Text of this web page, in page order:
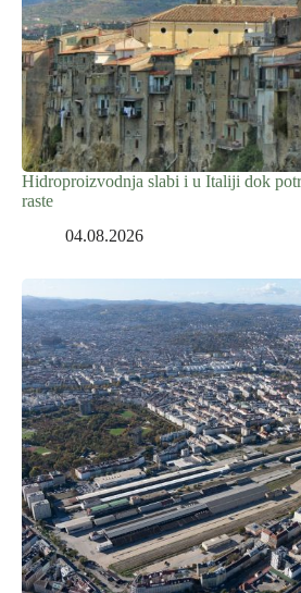
Hidroproizvodnja slabi i u Italiji dok
raste
04.08.2026